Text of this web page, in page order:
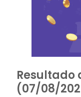
Resultado
(07/08/